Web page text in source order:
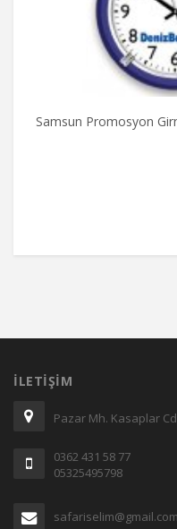
Samsun Promosyon
İLETIŞIM
Pazar Mh. Kasaplar
0362 431 58 77
05325495798
safariselim@gmail.com